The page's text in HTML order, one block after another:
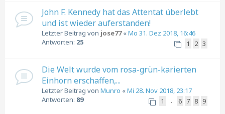
John F. Kennedy hat das Attentat überlebt
und ist wieder auferstanden!
Letzter Beitrag von jose77«Mo 31. Dez 2018, 16:46
Antworten: 25 1 2 3
Die Welt wurde vom rosa-grün-karierten
Einhorn erschaffen,...
Letzter Beitrag von Munro «Mi 28. Nov 2018, 23:17
Antworten: 89 1 … 6 7 8 9